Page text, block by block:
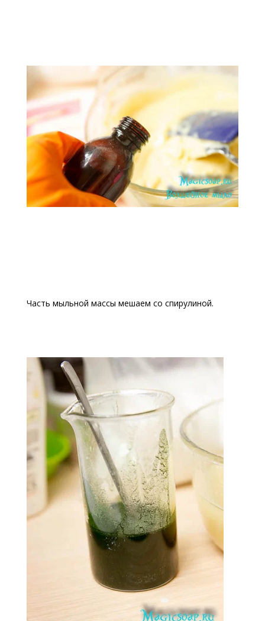
Часть мыльной массы мешаем со спирулиной.